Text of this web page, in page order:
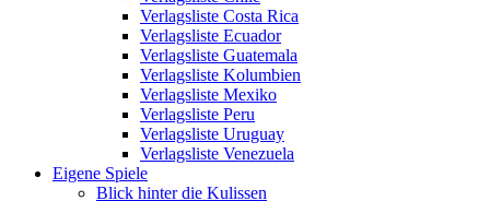
Verlagsliste Costa Rica
Verlagsliste Ecuador
Verlagsliste Guatemala
Verlagsliste Kolumbien
Verlagsliste Mexiko
Verlagsliste Peru
Verlagsliste Uruguay
Verlagsliste Venezuela
Eigene Spiele
Blick hinter die Kulissen